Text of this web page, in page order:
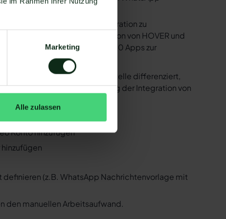
Marketing
Alle zulassen
bereitstellen, um die Integration zu
in der Lage, eine Integration von HOVER und
Zapier Integration über 6.000 Apps zur
ist natürlich auch HOVER !
der WhatsApp API Schnittstelle differenziert,
wie die Einrichtung der Integration von
und WhatsApp
Konto hinzufügen
(z.B. WhatsApp Nachrichtenvorlage mit
den manuellen Arbeitsaufwand.